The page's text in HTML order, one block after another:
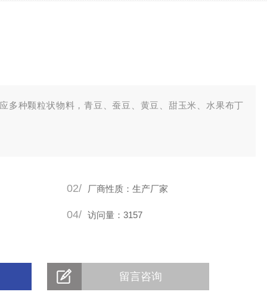
多种颗粒状物料，青豆、蚕豆、黄豆、甜玉米、水果布丁
02/ 厂商性质：生产厂家
04/ 访问量：3157
留言咨询